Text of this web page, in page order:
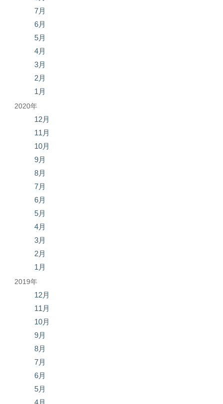
7月
6月
5月
4月
3月
2月
1月
2020年
12月
11月
10月
9月
8月
7月
6月
5月
4月
3月
2月
1月
2019年
12月
11月
10月
9月
8月
7月
6月
5月